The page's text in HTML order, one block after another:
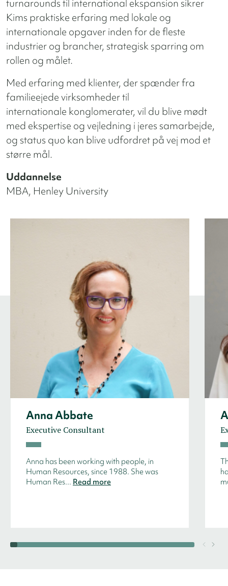
turnarounds til international ekspansion sikrer
Kims praktiske erfaring med lokale og
internationale opgaver inden for de fleste
industrier og brancher, strategisk sparring om
rollen og målet.
Med erfaring med klienter, der spænder fra
familieejede virksomheder til
internationale konglomerater, vil du blive mødt
med ekspertise og vejledning i jeres samarbejde,
og status quo kan blive udfordret på vej mod et
større mål.
Uddannelse
MBA, Henley University
Anna Abbate
Executive Consultant
Anna has been working with people, in
Human Resources, since 1988. She was
Human Res... Read more